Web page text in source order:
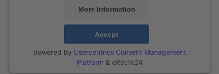
More Information
Accept
powered by Usercentrics Consent Management
Platform & eRecht24